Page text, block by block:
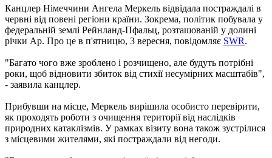
Канцлер Німеччини Ангела Меркель відвідала постраждалі в
червні від повені регіони країни. Зокрема, політик побувала у
федеральній землі Рейнланд-Пфальц, розташованій у долині
річки Ар. Про це в п'ятницю, 3 вересня, повідомляє SWR.
"Багато чого вже зроблено і розчищено, але будуть потрібні
роки, щоб відновити збиток від стихії несумірних масштабів",
- заявила канцлер.
Прибувши на місце, Меркель вирішила особисто перевірити,
як проходять роботи з очищення території від наслідків
природних катаклізмів. У рамках візиту вона також зустрілися
з місцевими жителями, які постраждали від негоди.